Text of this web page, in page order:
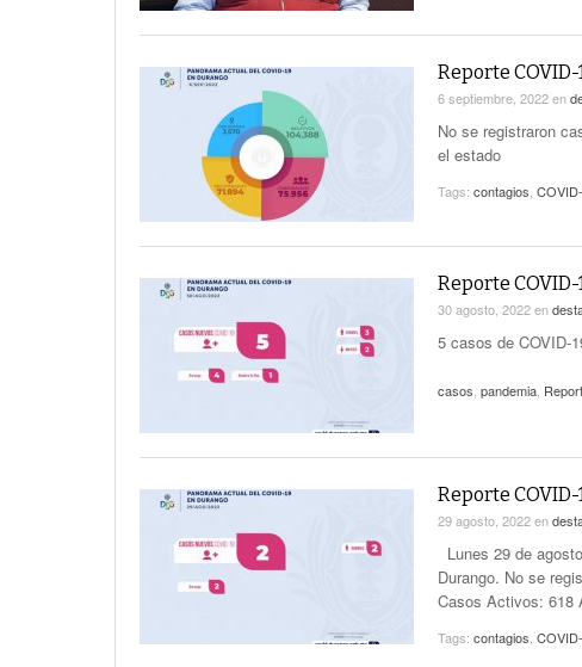
Reporte
6 septiembre, 2022en
No se registraron
el estado
Tags: contagios
Reporte
30 agosto, 2022en
5 casos de COVID-
casos pandemia
Reporte
29 agosto, 2022en
Lunes 29 de
Durango. No se
Casos Activos: 618
Tags: contagios